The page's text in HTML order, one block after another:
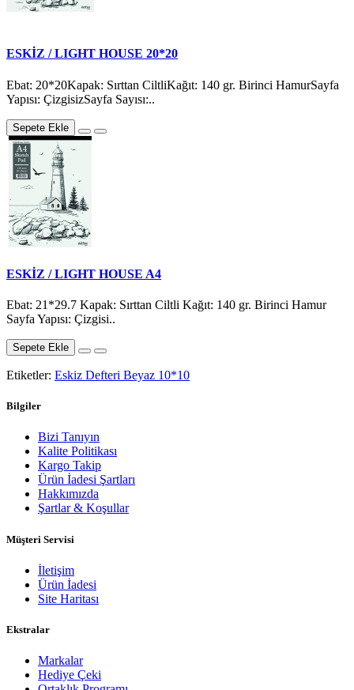
ESKİZ / LIGHT HOUSE 20*20
Ebat: 20*20Kapak: Sırttan CiltliKağıt: 140 gr. Birinci HamurSayfa
Yapısı: ÇizgisizSayfa Sayısı:..
Sepete Ekle
ESKİZ / LIGHT HOUSE A4
Ebat: 21*29.7 Kapak: Sırttan Ciltli Kağıt: 140 gr. Birinci Hamur
Sayfa Yapısı: Çizgisi..
Sepete Ekle
Etiketler: Eskiz Defteri Beyaz 10*10
Bilgiler
Bizi Tanıyın
Kalite Politikası
Kargo Takip
Ürün İadesi Şartları
Hakkımızda
Şartlar & Koşullar
Müşteri Servisi
İletişim
Ürün İadesi
Site Haritası
Ekstralar
Markalar
Hediye Çeki